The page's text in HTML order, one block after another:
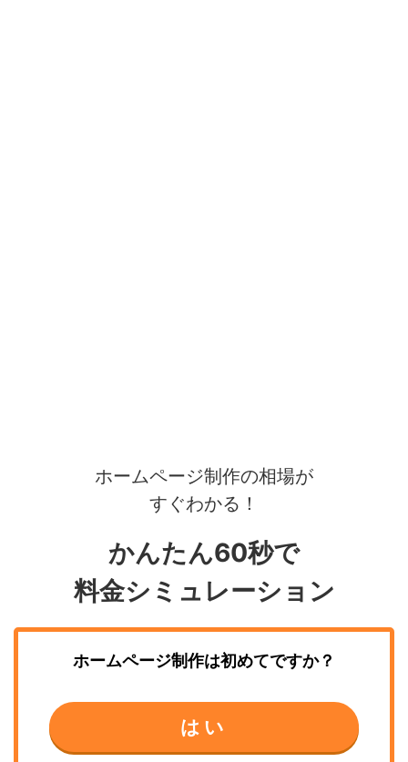
ホームページ制作の相場が
すぐわかる！
かんたん60秒で
料金シミュレーション
ホームページ制作は初めてですか？
はい